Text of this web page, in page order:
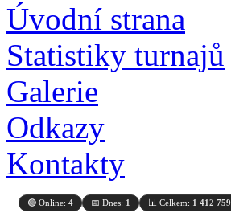
Úvodní strana
Statistiky turnajů
Galerie
Odkazy
Kontakty
🟢 Online: 4 📅 Dnes: 1 📊 Celkem: 1 412 759